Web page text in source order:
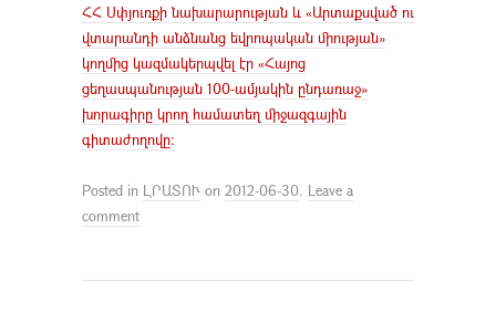
ՀՀ Սփյուռքի նախարարության և «Արտաքսված ու
վտարանդի անձնանց եվրոպական միության»
կողմից կազմակերպվել էր «Հայոց
ցեղասպանության 100-ամյակին ընդառաջ»
խորագիրը կրող համատեղ միջազգային
գիտաժողովը:
Posted in ԼՐԱՏՈՒ on 2012-06-30. Leave a
comment